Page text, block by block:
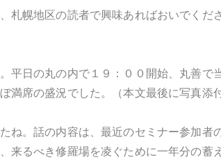
札幌地区の読者で興味あればおいでくだ
日の丸の内で１９：００開始、丸善で
満席の盛況でした。（本文最後に写真添付
ね。話の内容は、最近のセミナー参加者
来るべき修羅場を凌ぐために一年分の蓄